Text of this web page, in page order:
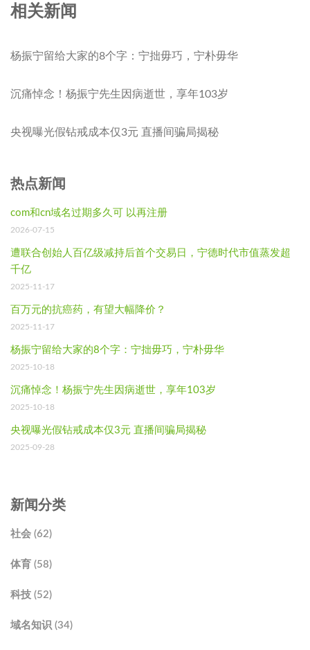
相关新闻
杨振宁留给大家的8个字：宁拙毋巧，宁朴毋华
沉痛悼念！杨振宁先生因病逝世，享年103岁
央视曝光假钻戒成本仅3元 直播间骗局揭秘
热点新闻
com和cn域名过期多久可 以再注册
2026-07-15
遭联合创始人百亿级减持后首个交易日，宁德时代市值蒸发超
千亿
2025-11-17
百万元的抗癌药，有望大幅降价？
2025-11-17
杨振宁留给大家的8个字：宁拙毋巧，宁朴毋华
2025-10-18
沉痛悼念！杨振宁先生因病逝世，享年103岁
2025-10-18
央视曝光假钻戒成本仅3元 直播间骗局揭秘
2025-09-28
新闻分类
社会 (62)
体育 (58)
科技 (52)
域名知识 (34)